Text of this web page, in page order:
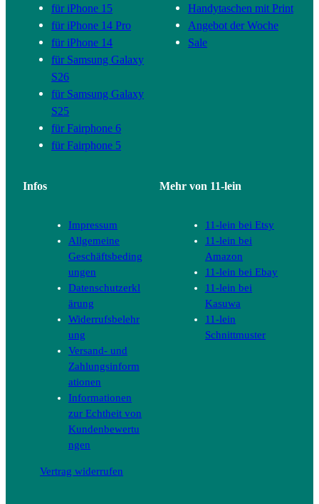
für iPhone 15
für iPhone 14 Pro
für iPhone 14
für Samsung Galaxy
S26
für Samsung Galaxy
S25
für Fairphone 6
für Fairphone 5
Handytaschen mit Print
Angebot der Woche
Sale
Infos
Impressum
Allgemeine
Geschäftsbeding
ungen
Datenschutzerkl
ärung
Widerrufsbelehr
ung
Versand- und
Zahlungsinform
ationen
Informationen
zur Echtheit von
Kundenbewertu
ngen
Vertrag widerrufen
Mehr von 11-lein
11-lein bei Etsy
11-lein bei
Amazon
11-lein bei Ebay
11-lein bei
Kasuwa
11-lein
Schnittmuster